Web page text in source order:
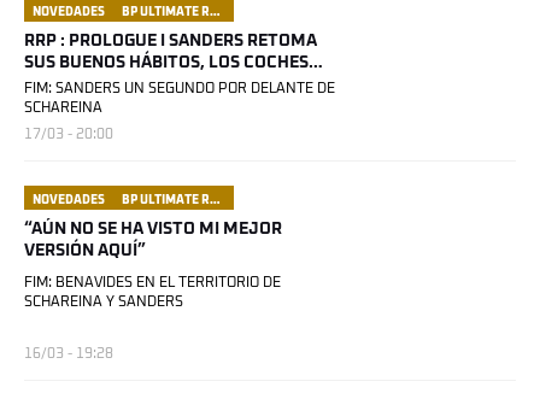
NOVEDADES BP ULTIMATE RALLY RAID PORTUGAL
RRP : PROLOGUE I SANDERS RETOMA
SUS BUENOS HÁBITOS, LOS COCHES
LISTOS PARA SALIR
FIM: SANDERS UN SEGUNDO POR DELANTE DE
SCHAREINA
17/03 - 20:00
NOVEDADES BP ULTIMATE RALLY RAID PORTUGAL
“AÚN NO SE HA VISTO MI MEJOR
VERSIÓN AQUÍ”
FIM: BENAVIDES EN EL TERRITORIO DE
SCHAREINA Y SANDERS
16/03 - 19:28